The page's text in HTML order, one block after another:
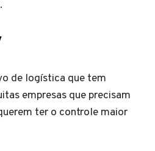
de logística que tem
empresas que precisam
ter o controle maior